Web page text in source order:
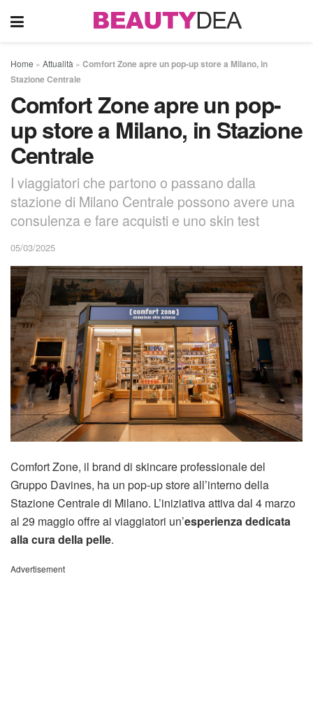
Home » Attualità » Comfort Zone apre un pop-up store a Milano, in
Stazione Centrale
Comfort Zone apre un pop-
up store a Milano, in Stazione
Centrale
I viaggiatori che partono o passano dalla
stazione di Milano Centrale possono avere una
consulenza e fare acquisti e uno skin test
05/03/2025
Comfort Zone, il brand di skincare professionale del
Gruppo Davines, ha un pop-up store all’interno della
Stazione Centrale di Milano. L’iniziativa attiva dal 4 marzo
al 29 maggio offre ai viaggiatori un’esperienza dedicata
alla cura della pelle.
Advertisement